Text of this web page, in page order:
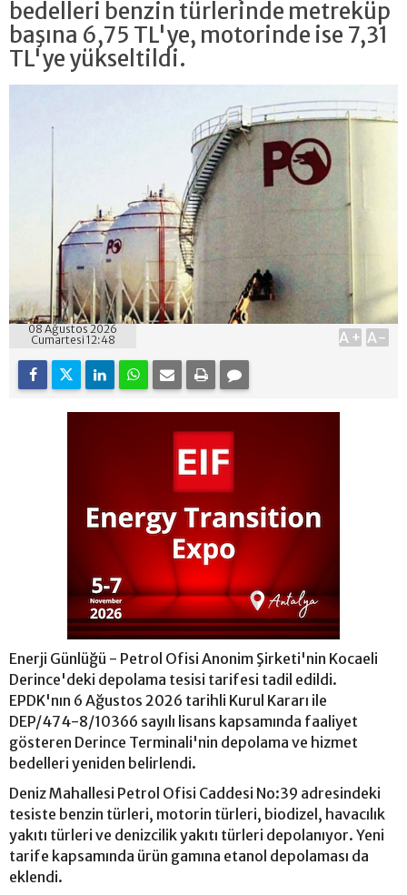
bedelleri benzin türlerinde metreküp
başına 6,75 TL'ye, motorinde ise 7,31
TL'ye yükseltildi.
08 Ağustos 2026
Cumartesi 12:48
A+ A-
Enerji Günlüğü - Petrol Ofisi Anonim Şirketi'nin Kocaeli
Derince'deki depolama tesisi tarifesi tadil edildi.
EPDK'nın 6 Ağustos 2026 tarihli Kurul Kararı ile
DEP/474-8/10366 sayılı lisans kapsamında faaliyet
gösteren Derince Terminali'nin depolama ve hizmet
bedelleri yeniden belirlendi.
Deniz Mahallesi Petrol Ofisi Caddesi No:39 adresindeki
tesiste benzin türleri, motorin türleri, biodizel, havacılık
yakıtı türleri ve denizcilik yakıtı türleri depolanıyor. Yeni
tarife kapsamında ürün gamına etanol depolaması da
eklendi.